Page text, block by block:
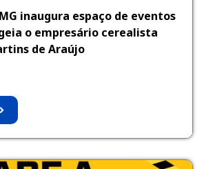
inaugura espaço de eventos
o empresário cerealista
de Araújo